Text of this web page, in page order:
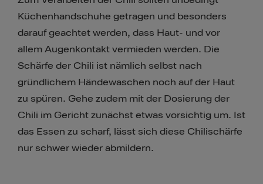
Küchenhandschuhe getragen und besonders
darauf geachtet werden, dass Haut- und vor
allem Augenkontakt vermieden werden. Die
Schärfe der Chili ist nämlich selbst nach
gründlichem Händewaschen noch auf der Haut
zu spüren. Gehe zudem mit der Dosierung der
Chili im Gericht zunächst etwas vorsichtig um. Ist
das Essen zu scharf, lässt sich diese Chilischärfe
nur schwer wieder abmildern.